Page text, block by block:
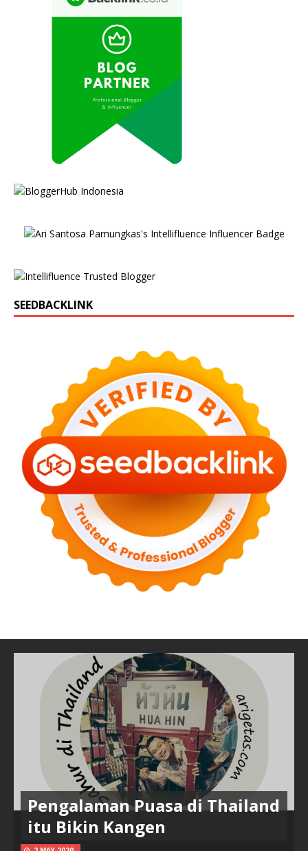
SEEDBACKLINK
Pengalaman Puasa di Thailand
itu Bikin Kangen